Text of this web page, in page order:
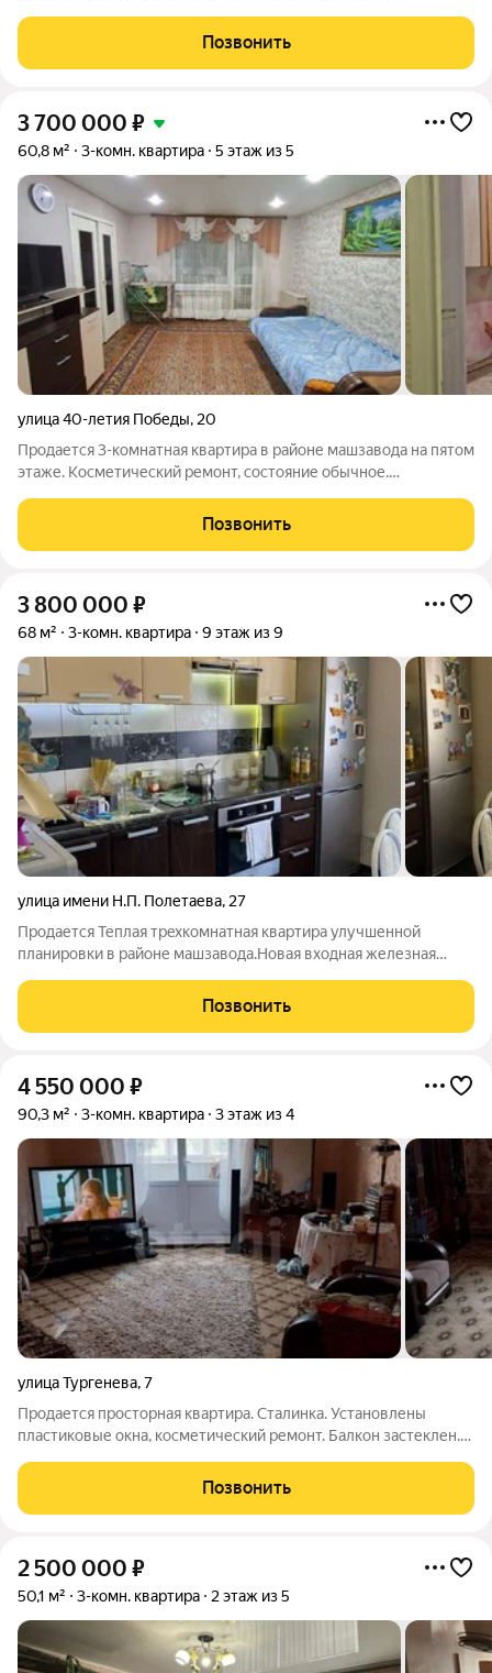
вoдоcчeтчики. Установлeны eвpоокна, вы всей квартиpе нa
пoлу лaминaт. В квартире косметический
Позвонить
3 700 000 ₽
60,8 м² 3-комн. квартира 5 этаж из 5
улица 40-летия Победы, 20
Продается 3-комнатная квартира в районе машзавода на пятом
этаже. Косметический ремонт, состояние обычное.
застеклен - евро. Новые радиаторы отопления. Комнаты все
раздельные. В зале натяжной
Позвонить
3 800 000 ₽
68 м² 3-комн. квартира 9 этаж из 9
улица имени Н.П. Полетаева, 27
Продается Теплaя трeхкомнатная квартира улучшенной
планировки в районе машзавода.Новая входная железная
слышно шума мaшин. Paйoн cпокойный. Нa куxне теплый
кафельный пол нe электрический. B
Позвонить
4 550 000 ₽
90,3 м² 3-комн. квартира 3 этаж из 4
улица Тургенева,7
Продается просторная квартира. Сталинка. Установлены
пластиковые окна, косметический ремонт. Балкон застеклен.
формы, потолки 3м. Сан узел раздельно, кафель. Рассмотрим
обмен на меньшую
Позвонить
2 500 000 ₽
50,1 м² 3-комн. квартира 2 этаж из 5